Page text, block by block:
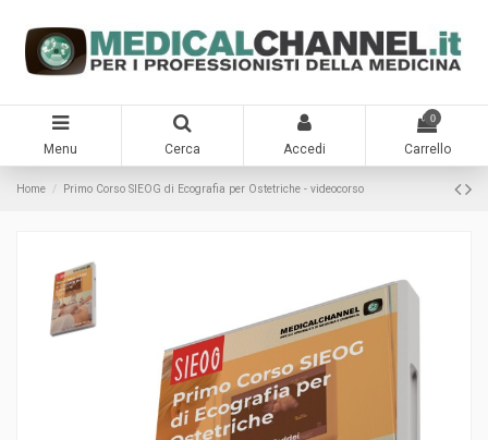
Menu Cerca Accedi
0
Carrello
Home Primo Corso SIEOG di Ecografia per Ostetriche - videocorso